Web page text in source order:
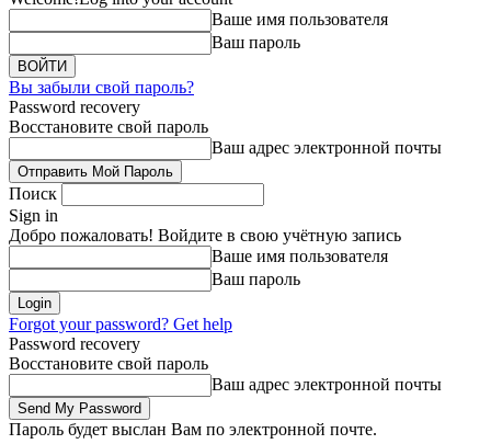
Ваше имя пользователя
Ваш пароль
Вы забыли свой пароль?
Password recovery
Восстановите свой пароль
Ваш адрес электронной почты
Поиск
Sign in
Добро пожаловать! Войдите в свою учётную запись
Ваше имя пользователя
Ваш пароль
Forgot your password? Get help
Password recovery
Восстановите свой пароль
Ваш адрес электронной почты
Пароль будет выслан Вам по электронной почте.